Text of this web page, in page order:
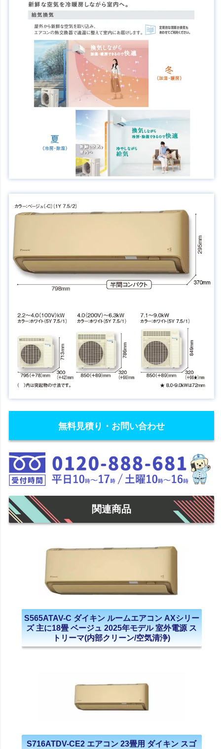
無料見積り・お問い合わせ
関連商品
S565ATAV-C ダイキン ルームエアコン AXシリー
ズ 主に18畳 ベージュ 2025年モデル 室外電源 ス
トリーマ(内部クリーン/空気清浄)
S716ATDV-CE2 エアコン 23畳用 ダイキン スゴ